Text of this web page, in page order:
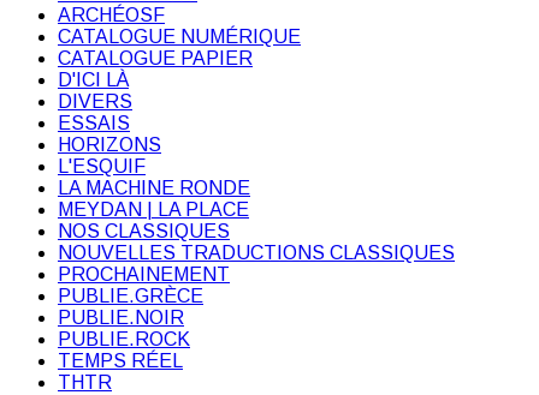
ARCHÉOSF
CATALOGUE NUMÉRIQUE
CATALOGUE PAPIER
D'ICI LÀ
DIVERS
ESSAIS
HORIZONS
L'ESQUIF
LA MACHINE RONDE
MEYDAN | LA PLACE
NOS CLASSIQUES
NOUVELLES TRADUCTIONS CLASSIQUES
PROCHAINEMENT
PUBLIE.GRÈCE
PUBLIE.NOIR
PUBLIE.ROCK
TEMPS RÉEL
THTR